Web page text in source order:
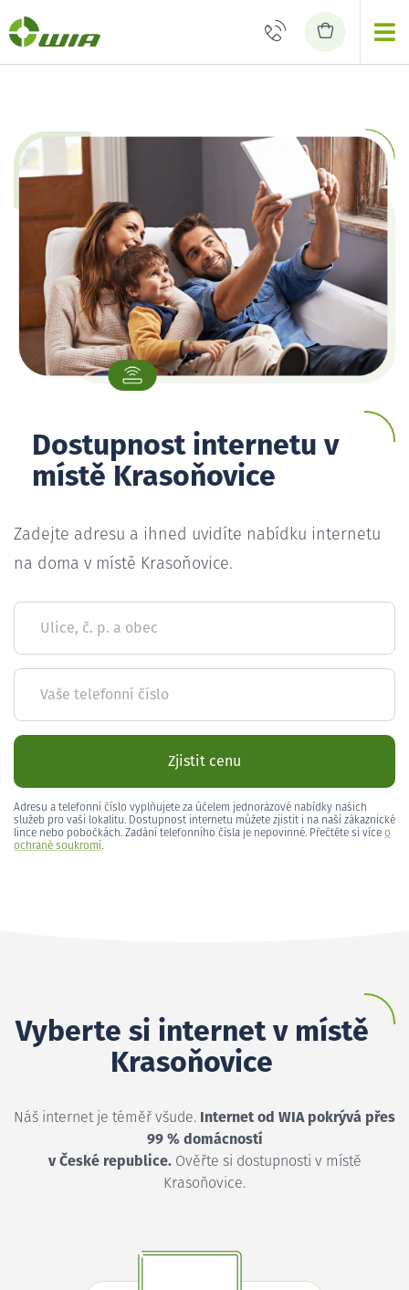
Dostupnost internetu v
místě Krasoňovice
Zadejte adresu a ihned uvidíte nabídku internetu
na doma v místě Krasoňovice.
Ulice, č. p. a obec
Vaše telefonní číslo
Zjistit cenu
Adresu a telefonní číslo vyplňujete za účelem jednorázové nabídky našich
služeb pro vaši lokalitu. Dostupnost internetu můžete zjistit i na naší zákaznické
lince nebo pobočkách. Zadání telefonního čísla je nepovinné. Přečtěte si více o
ochraně soukromí.
Vyberte si internet v místě
Krasoňovice
Náš internet je téměř všude. Internet od WIA pokrývá přes
99 % domácností
v České republice.Ověřte si dostupnosti v místě
Krasoňovice.